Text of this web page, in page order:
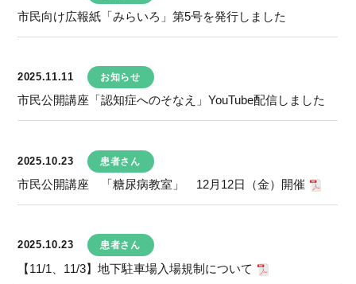
市民向け広報紙「みらいろ」第5号を発行しました
2025.11.11 お知らせ
市民公開講座「認知症へのそなえ」YouTube配信しました
2025.10.23 患者さん
市民公開講座 「糖尿病教室」 12月12日（金）開催
2025.10.23 患者さん
【11/1、11/3】地下駐車場入場規制について